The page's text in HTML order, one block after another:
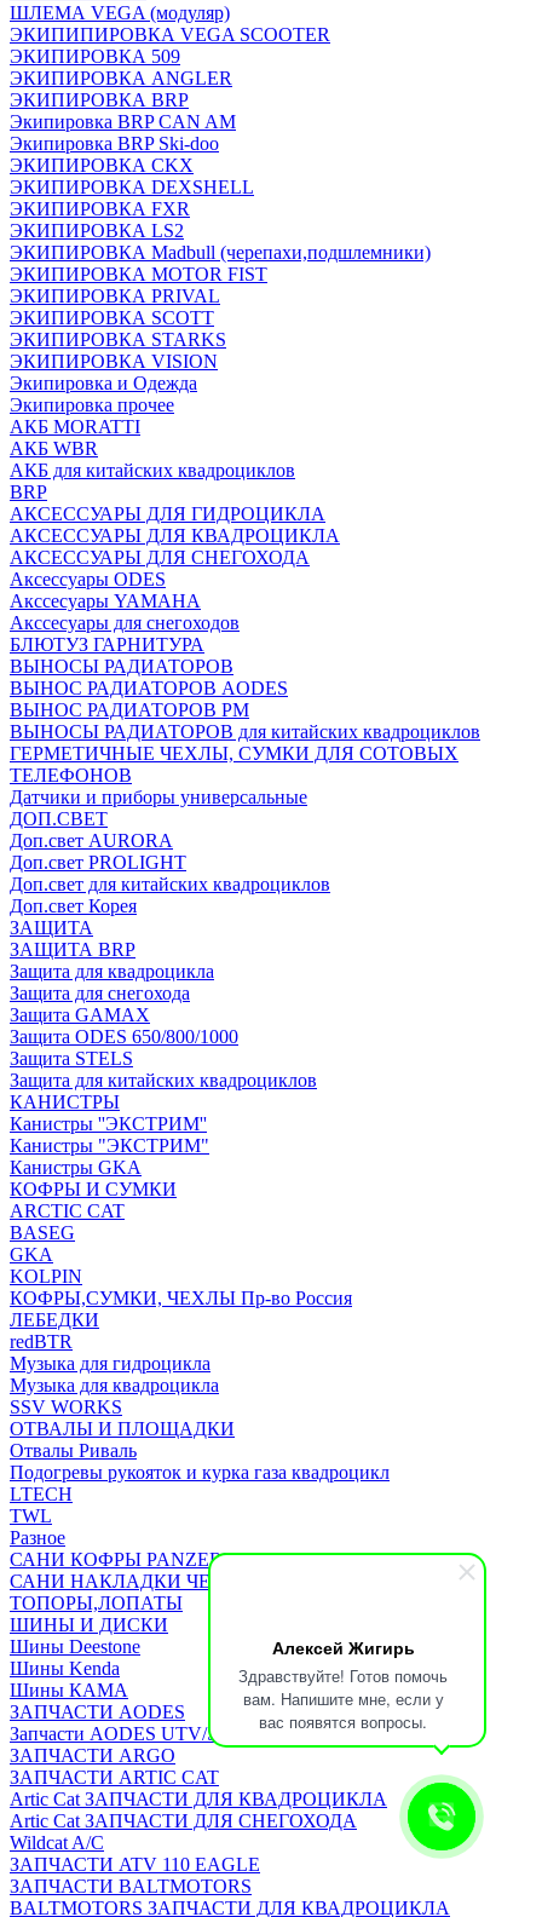
Алексей Жигирь
Здравствуйте! Готов помочь
вам. Напишите мне, если у
вас появятся вопросы.
ШЛЕМА VEGA (модуляр)
ЭКИПИПИРОВКА VEGA SCOOTER
ЭКИПИРОВКА 509
ЭКИПИРОВКА ANGLER
ЭКИПИРОВКА BRP
Экипировка BRP CAN AM
Экипировка BRP Ski-doo
ЭКИПИРОВКА CKX
ЭКИПИРОВКА DEXSHELL
ЭКИПИРОВКА FXR
ЭКИПИРОВКА LS2
ЭКИПИРОВКА Madbull (черепахи,подшлемники)
ЭКИПИРОВКА MOTOR FIST
ЭКИПИРОВКА PRIVAL
ЭКИПИРОВКА SCOTT
ЭКИПИРОВКА STARKS
ЭКИПИРОВКА VISION
Экипировка и Одежда
Экипировка прочее
АКБ MORATTI
АКБ WBR
АКБ для китайских квадроциклов
BRP
АКСЕССУАРЫ ДЛЯ ГИДРОЦИКЛА
АКСЕССУАРЫ ДЛЯ КВАДРОЦИКЛА
АКСЕССУАРЫ ДЛЯ СНЕГОХОДА
Аксессуары ODES
Акссесуары YAMAHA
Акссесуары для снегоходов
БЛЮТУЗ ГАРНИТУРА
ВЫНОСЫ РАДИАТОРОВ
ВЫНОС РАДИАТОРОВ AODES
ВЫНОС РАДИАТОРОВ РМ
ВЫНОСЫ РАДИАТОРОВ для китайских квадроциклов
ГЕРМЕТИЧНЫЕ ЧЕХЛЫ, СУМКИ ДЛЯ СОТОВЫХ
ТЕЛЕФОНОВ
Датчики и приборы универсальные
ДОП.СВЕТ
Доп.свет AURORA
Доп.свет PROLIGHT
Доп.свет для китайских квадроциклов
Доп.свет Корея
ЗАЩИТА
ЗАЩИТА BRP
Защита для квадроцикла
Защита для снегохода
Защита GAMAX
Защита ODES 650/800/1000
Защита STELS
Защита для китайских квадроциклов
КАНИСТРЫ
Канистры ''ЭКСТРИМ''
Канистры "ЭКСТРИМ"
Канистры GKA
КОФРЫ И СУМКИ
ARCTIC CAT
BASEG
GKA
KOLPIN
КОФРЫ,СУМКИ, ЧЕХЛЫ Пр-во Россия
ЛЕБЕДКИ
redBTR
Музыка для гидроцикла
Музыка для квадроцикла
SSV WORKS
ОТВАЛЫ И ПЛОЩАДКИ
Отвалы Риваль
Подогревы рукояток и курка газа квадроцикл
LTECH
TWL
Разное
САНИ КОФРЫ PANZERBOX
САНИ НАКЛАДКИ ЧЕХЛЫ Бьюско
ТОПОРЫ,ЛОПАТЫ
ШИНЫ И ДИСКИ
Шины Deestone
Шины Kenda
Шины КАМА
ЗАПЧАСТИ AODES
Запчасти AODES UTV/SSV
ЗАПЧАСТИ ARGO
ЗАПЧАСТИ ARTIC CAT
Artic Cat ЗАПЧАСТИ ДЛЯ КВАДРОЦИКЛА
Artic Cat ЗАПЧАСТИ ДЛЯ СНЕГОХОДА
Wildcat A/C
ЗАПЧАСТИ ATV 110 EAGLE
ЗАПЧАСТИ BALTMOTORS
BALTMOTORS ЗАПЧАСТИ ДЛЯ КВАДРОЦИКЛА